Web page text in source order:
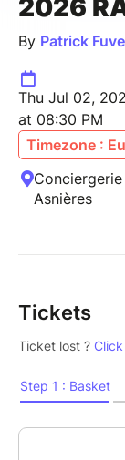
2026
By Patrick
Thu Jul 02,
at 08:30 PM
Timezone :
Asnières
Tickets